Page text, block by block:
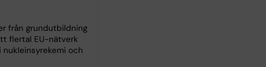
från grundutbildning
flertal EU-nätverk
och